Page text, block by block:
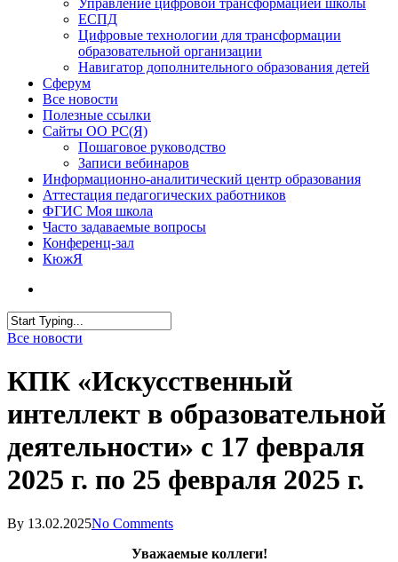
Управление цифровой трансформацией школы
ЕСПД
Цифровые технологии для трансформации
образовательной организации
Навигатор дополнительного образования детей
Сферум
Все новости
Полезные ссылки
Сайты ОО РС(Я)
Пошаговое руководство
Записи вебинаров
Информационно-аналитический центр образования
Аттестация педагогических работников
ФГИС Моя школа
Часто задаваемые вопросы
Конференц-зал
КюжЯ
Все новости
КПК «Искусственный
интеллект в образовательной
деятельности» с 17 февраля
2025 г. по 25 февраля 2025 г.
By 13.02.2025No Comments
Уважаемые коллеги!